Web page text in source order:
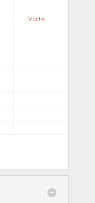
Visite